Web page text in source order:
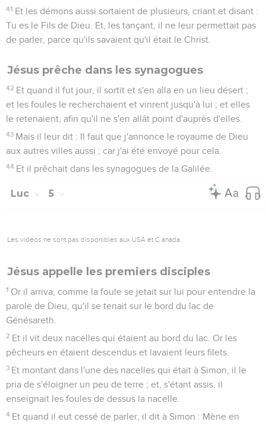
41 Et les démons aussi sortaient de plusieurs, criant et disant :
Tu es le Fils de Dieu. Et, les tançant, il ne leur permettait pas
de parler, parce qu'ils savaient qu'il était le Christ.
Jésus prêche dans les synagogues
42 Et quand il fut jour, il sortit et s'en alla en un lieu désert ;
et les foules le recherchaient et vinrent jusqu'à lui ; et elles
le retenaient, afin qu'il ne s'en allât point d'auprès d'elles.
43 Mais il leur dit : Il faut que j'annonce le royaume de Dieu
aux autres villes aussi ; car j'ai été envoyé pour cela.
44 Et il prêchait dans les synagogues de la Galilée.
Luc 5
Les vidéos ne sont pas disponibles aux USA et C anada.
Jésus appelle les premiers disciples
1 Or il arriva, comme la foule se jetait sur lui pour entendre la
parole de Dieu, qu'il se tenait sur le bord du lac de
Génésareth.
2 Et il vit deux nacelles qui étaient au bord du lac. Or les
pêcheurs en étaient descendus et lavaient leurs filets.
3 Et montant dans l'une des nacelles qui était à Simon, il le
pria de s'éloigner un peu de terre ; et, s'étant assis, il
enseignait les foules de dessus la nacelle.
4 Et quand il eut cessé de parler, il dit à Simon : Mène en